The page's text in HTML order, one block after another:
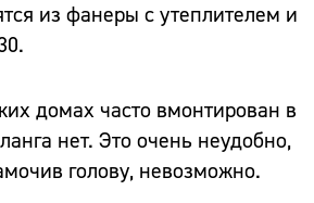
из фанеры с утеплителем и
домах часто вмонтирован в
нет. Это очень неудобно,
голову, невозможно.